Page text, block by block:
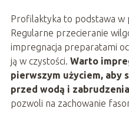
Profilaktyka to podstawa w
Regularne przecieranie
impregnacja preparatami
ją w czystości. Warto
pierwszym użyciem, aby
przed wodą i
pozwoli na zachowanie